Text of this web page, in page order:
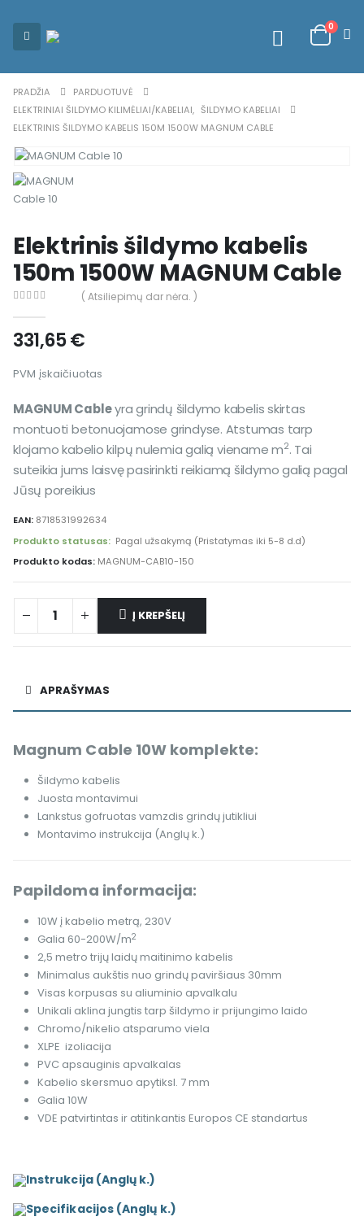
0
PRADŽIA
PARDUOTUVĖ
ELEKTRINIAI ŠILDYMO KILIMĖLIAI/KABELIAI, ŠILDYMO KABELIAI
ELEKTRINIS ŠILDYMO KABELIS 150M 1500W MAGNUM CABLE
Elektrinis šildymo kabelis
150m 1500W MAGNUM Cable
( Atsiliepimų dar nėra. )
331,65€
PVM įskaičiuotas
MAGNUM Cableyra grindų šildymo kabelis skirtas
montuoti betonuojamose grindyse. Atstumas tarp
klojamo kabelio kilpų nulemia galią viename m2. Tai
suteikia jums laisvę pasirinkti reikiamą šildymo galią pagal
Jūsų poreikius
EAN: 8718531992634
Produkto statusas: Pagal užsakymą (Pristatymas iki 5-8 d.d)
Produkto kodas: MAGNUM-CAB10-150
Į KREPŠELĮ
Alternative:
APRAŠYMAS
Magnum Cable 10W komplekte:
Šildymo kabelis
Juosta montavimui
Lankstus gofruotas vamzdis grindų jutikliui
Montavimo instrukcija (Anglų k.)
Papildoma informacija:
10W į kabelio metrą, 230V
Galia 60-200W/m2
2,5 metro trijų laidų maitinimo kabelis
Minimalus aukštis nuo grindų paviršiaus 30mm
Visas korpusas su aliuminio apvalkalu
Unikali aklina jungtis tarp šildymo ir prijungimo laido
Chromo/nikelio atsparumo viela
XLPE izoliacija
PVC apsauginis apvalkalas
Kabelio skersmuo apytiksl. 7 mm
Galia 10W
VDE patvirtintas ir atitinkantis Europos CE standartus
Instrukcija (Anglų k.)
Specifikacijos (Anglų k.)